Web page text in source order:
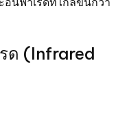
ด (Infrared